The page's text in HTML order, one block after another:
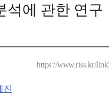
석에 관한 연구
https://www.riss.kr/
진